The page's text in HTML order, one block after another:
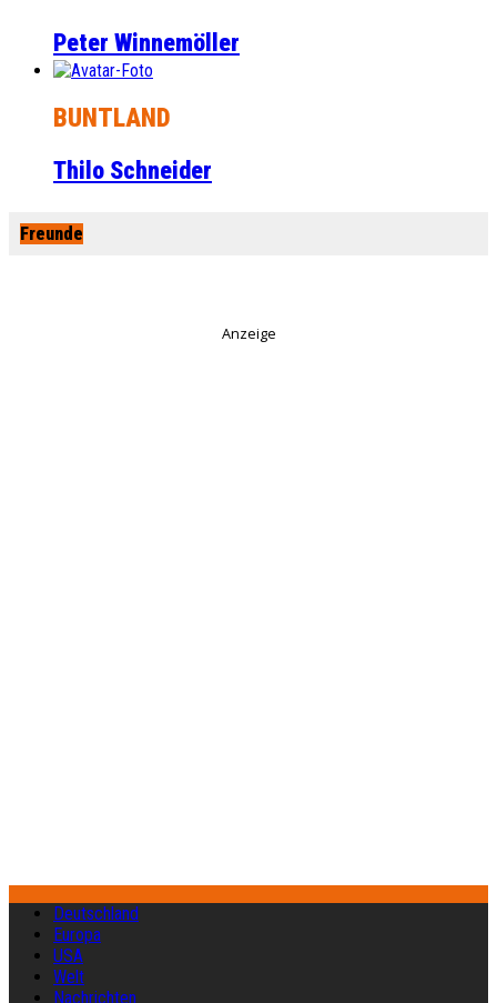
Peter Winnemöller
BUNTLAND
Thilo Schneider
Freunde
Anzeige
Deutschland
Europa
USA
Welt
Nachrichten